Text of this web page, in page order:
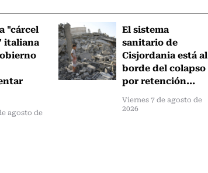
"cárcel
italiana
agosto de
El sistema
sanitario de
Cisjordania está al
borde del colapso
por retención...
Viernes 7 de agosto de
2026